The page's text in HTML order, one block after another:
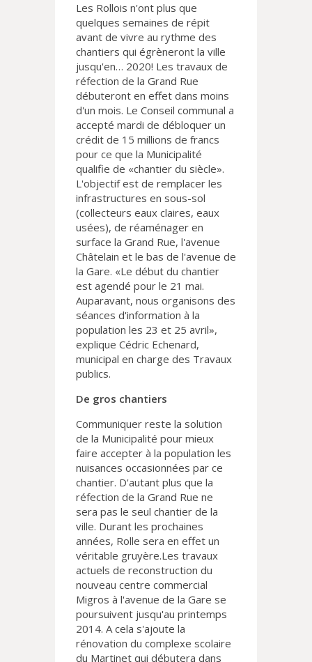
Les Rollois n'ont plus que
quelques semaines de répit
avant de vivre au rythme des
chantiers qui égrèneront la ville
jusqu'en… 2020! Les travaux de
réfection de la Grand Rue
débuteront en effet dans moins
d'un mois. Le Conseil communal a
accepté mardi de débloquer un
crédit de 15 millions de francs
pour ce que la Municipalité
qualifie de «chantier du siècle».
L'objectif est de remplacer les
infrastructures en sous-sol
(collecteurs eaux claires, eaux
usées), de réaménager en
surface la Grand Rue, l'avenue
Châtelain et le bas de l'avenue de
la Gare. «Le début du chantier
est agendé pour le 21 mai.
Auparavant, nous organisons des
séances d'information à la
population les 23 et 25 avril»,
explique Cédric Echenard,
municipal en charge des Travaux
publics.
De gros chantiers
Communiquer reste la solution
de la Municipalité pour mieux
faire accepter à la population les
nuisances occasionnées par ce
chantier. D'autant plus que la
réfection de la Grand Rue ne
sera pas le seul chantier de la
ville. Durant les prochaines
années, Rolle sera en effet un
véritable gruyère.Les travaux
actuels de reconstruction du
nouveau centre commercial
Migros à l'avenue de la Gare se
poursuivent jusqu'au printemps
2014. A cela s'ajoute la
rénovation du complexe scolaire
du Martinet qui débutera dans